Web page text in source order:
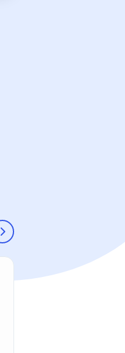
-26 %